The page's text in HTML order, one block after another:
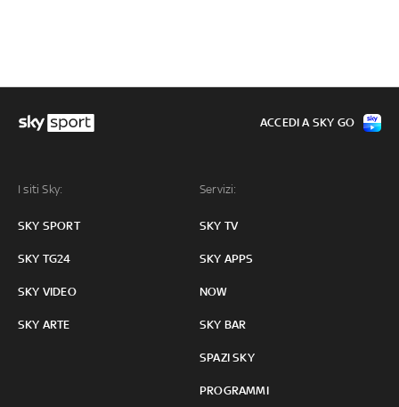
I siti Sky:
SKY SPORT
SKY TG24
SKY VIDEO
SKY ARTE
Servizi:
SKY TV
SKY APPS
NOW
SKY BAR
SPAZI SKY
PROGRAMMI
ACCEDI A SKY GO